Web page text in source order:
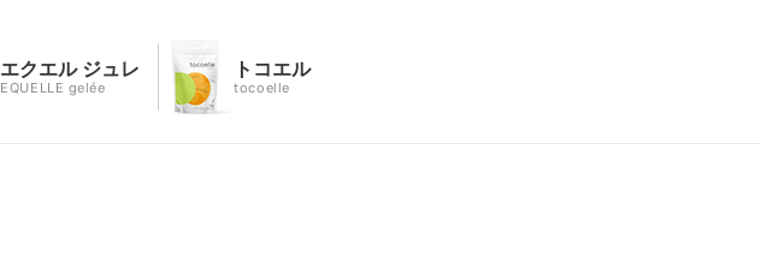
エクエル ジュレ
EQUELLE gelée
トコエル
tocoelle